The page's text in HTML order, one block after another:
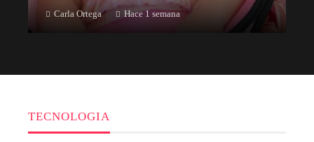
Carla Ortega Hace 1 semana
TECNOLOGIA